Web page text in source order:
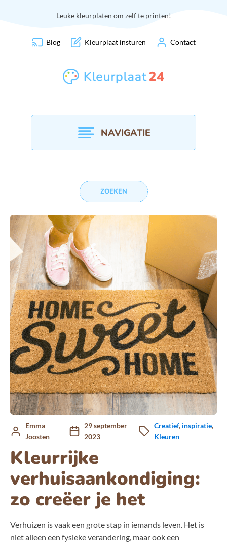
Leuke kleurplaten om zelf te printen!
Blog Kleurplaat insturen Contact
NAVIGATIE
ZOEKEN
Emma
Joosten
29 september
2023
Creatief, inspiratie,
Kleuren
Kleurrijke
verhuisaankondiging:
zo creëer je het
Verhuizen is vaak een grote stap in iemands leven. Het is
niet alleen een fysieke verandering, maar ook een